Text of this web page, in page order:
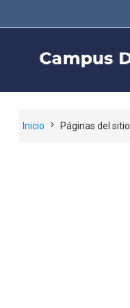
Inicio Páginas del sitio